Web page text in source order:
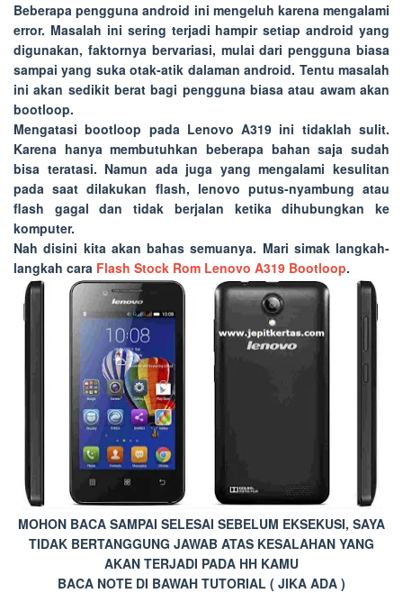
Beberapa pengguna android ini mengeluh karena mengalami
error. Masalah ini sering terjadi hampir setiap android yang
digunakan, faktornya bervariasi, mulai dari pengguna biasa
sampai yang suka otak-atik dalaman android. Tentu masalah
ini akan sedikit berat bagi pengguna biasa atau awam akan
bootloop.
Mengatasi bootloop pada Lenovo A319 ini tidaklah sulit.
Karena hanya membutuhkan beberapa bahan saja sudah
bisa teratasi. Namun ada juga yang mengalami kesulitan
pada saat dilakukan flash, lenovo putus-nyambung atau
flash gagal dan tidak berjalan ketika dihubungkan ke
komputer.
Nah disini kita akan bahas semuanya. Mari simak langkah-
langkah cara Flash Stock Rom Lenovo A319 Bootloop.
MOHON BACA SAMPAI SELESAI SEBELUM EKSEKUSI, SAYA
TIDAK BERTANGGUNG JAWAB ATAS KESALAHAN YANG
AKAN TERJADI PADA HH KAMU
BACA NOTE DI BAWAH TUTORIAL ( JIKA ADA )